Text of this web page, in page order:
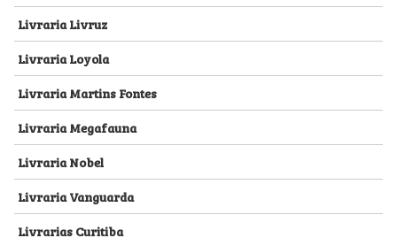
Livraria Livruz
Livraria Loyola
Livraria Martins Fontes
Livraria Megafauna
Livraria Nobel
Livraria Vanguarda
Livrarias Curitiba